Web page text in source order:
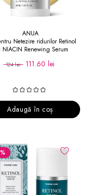
ANUA
Netezire ridurilor Retinol
NIACIN Renewing Serum
124 lei 111.60 lei
Adaugă în coș
%